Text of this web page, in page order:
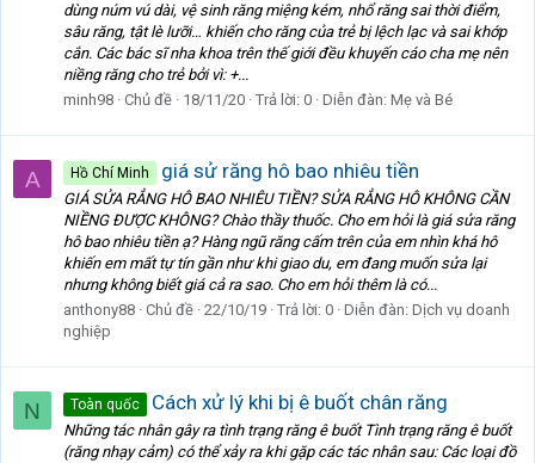
dùng núm vú dài, vệ sinh răng miệng kém, nhổ răng sai thời điểm,
sâu răng, tật lè lưỡi… khiến cho răng của trẻ bị lệch lạc và sai khớp
cắn. Các bác sĩ nha khoa trên thế giới đều khuyến cáo cha mẹ nên
niềng răng cho trẻ bởi vì: +...
minh98 Chủ đề 18/11/20 Trả lời: 0 Diễn đàn: Mẹ và Bé
A Hồ Chí Minh giá sử răng hô bao nhiêu tiền
GIÁ SỬA RẲNG HÔ BAO NHIÊU TIỀN? SỬA RẲNG HÔ KHÔNG CẦN
NIỀNG ĐƯỢC KHÔNG? Chào thầy thuốc. Cho em hỏi là giá sửa răng
hô bao nhiêu tiền ạ? Hàng ngũ răng cấm trên của em nhìn khá hô
khiến em mất tự tín gần như khi giao du, em đang muốn sửa lại
nhưng không biết giá cả ra sao. Cho em hỏi thêm là có...
anthony88 Chủ đề 22/10/19 Trả lời: 0 Diễn đàn: Dịch vụ doanh
nghiệp
N Toàn quốc Cách xử lý khi bị ê buốt chân răng
Những tác nhân gây ra tình trạng răng ê buốt Tình trạng răng ê buốt
(răng nhạy cảm) có thể xảy ra khi gặp các tác nhân sau: Các loại đồ